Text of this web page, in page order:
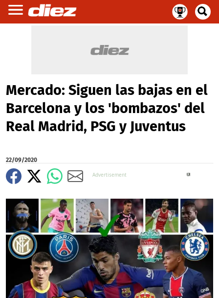
Mercado: Siguen las bajas en el
Barcelona y los 'bombazos' del
Real Madrid, PSG y Juventus
22/09/2020
X